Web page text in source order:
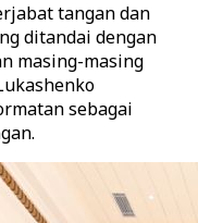
tangan dan
ditandai dengan
masing-masing
sebagai